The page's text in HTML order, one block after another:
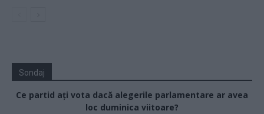
Sondaj
Ce partid ați vota dacă alegerile parlamentare ar avea
loc duminica viitoare?